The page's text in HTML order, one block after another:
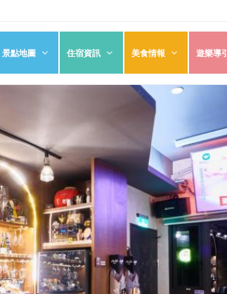
景點地圖 住宿資訊 美食情報 遊樂導引